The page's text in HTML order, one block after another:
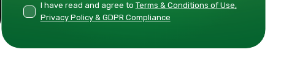
I have read and agree to Terms & Conditions of Use,
Privacy Policy & GDPR Compliance